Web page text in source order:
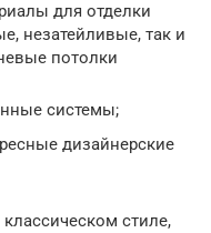
для отделки
незатейливые, так и
потолки
системы;
дизайнерские
стиле,